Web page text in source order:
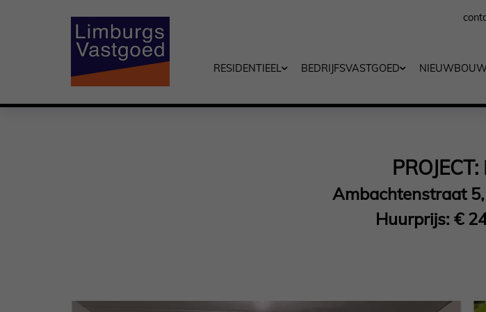
RESIDENTIEEL BEDRIJFSVASTGOED
PROJECT:
Ambachtenstraat
Huurprijs: €